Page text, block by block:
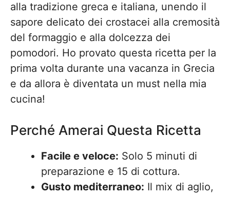
alla tradizione greca e italiana, unendo il
sapore delicato dei crostacei alla cremosità
del formaggio e alla dolcezza dei
pomodori. Ho provato questa ricetta per la
prima volta durante una vacanza in Grecia
e da allora è diventata un must nella mia
cucina!
Perché Amerai Questa Ricetta
Facile e veloce: Solo 5 minuti di
preparazione e 15 di cottura.
Gusto mediterraneo: Il mix di aglio,